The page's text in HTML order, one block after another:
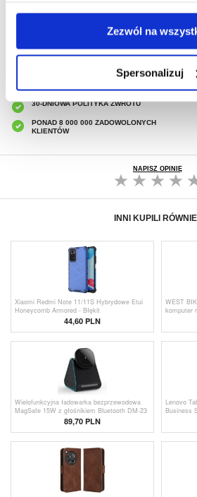
Zezwól na
Spersonalizuj
CLUB TRENDY
7% ZNIŻKI
OBSŁUGA TELEFONICZNA
30-DNIOWA POLITYKA ZWROTU
PONAD 8 000 000 ZADOWOLONYCH
KLIENTÓW
NAPISZ OPINIĘ
INNI KUPILI
Xiaomi Redmi Note 11/11S Hybrydowe Etui
Honeycomb Armored - Błękit
44,60 PLN
WEST
komputer
Wielofunkcyjna ładowarka bezprzewodowa
MagSafe 15W z głośnikiem Bluetooth DM-23
89,70 PLN
Lenovo
Business